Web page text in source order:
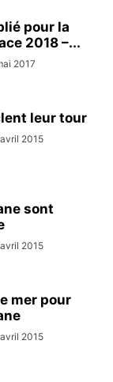
pour la
2018 –...
2017
leur tour
2015
sont
2015
mer pour
2015